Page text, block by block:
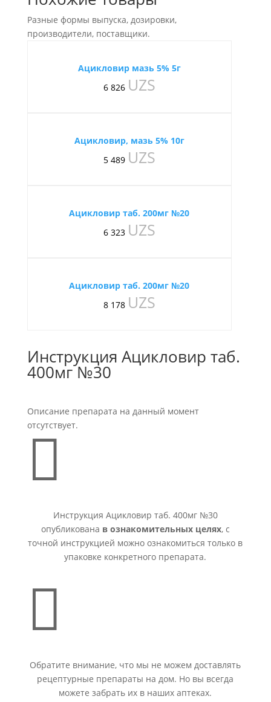
Разные формы выпуска, дозировки,
производители, поставщики.
Ацикловир мазь 5% 5г
6 826 UZS
Ацикловир, мазь 5% 10г
5 489 UZS
Ацикловир таб. 200мг №20
6 323 UZS
Ацикловир таб. 200мг №20
8 178 UZS
Инструкция Ацикловир таб.
400мг №30
Описание препарата на данный момент
отсутствует.

Инструкция Ацикловир таб. 400мг №30
опубликована в ознакомительных целях, с
точной инструкцией можно ознакомиться только в
упаковке конкретного препарата.

Обратите внимание, что мы не можем доставлять
рецептурные препараты на дом. Но вы всегда
можете забрать их в наших аптеках.